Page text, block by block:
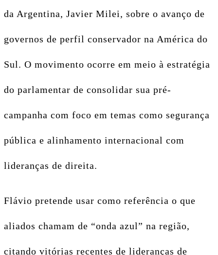
da Argentina, Javier Milei, sobre o avanço de
governos de perfil conservador na América do
Sul. O movimento ocorre em meio à estratégia
do parlamentar de consolidar sua pré-
campanha com foco em temas como segurança
pública e alinhamento internacional com
lideranças de direita.
Flávio pretende usar como referência o que
aliados chamam de “onda azul” na região,
citando vitórias recentes de lideranças de